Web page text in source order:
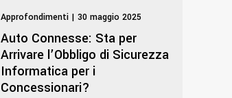
Approfondimenti | 30 maggio 2025
Auto Connesse: Sta per
Arrivare l’Obbligo di Sicurezza
Informatica per i
Concessionari?